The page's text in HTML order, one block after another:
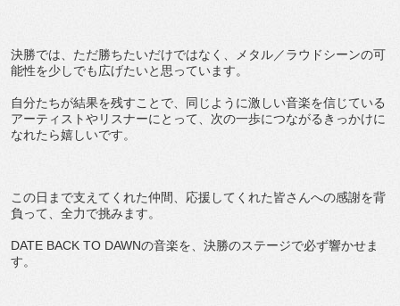
決勝では、ただ勝ちたいだけではなく、メタル／ラウドシーンの可
能性を少しでも広げたいと思っています。
自分たちが結果を残すことで、同じように激しい音楽を信じている
アーティストやリスナーにとって、次の一歩につながるきっかけに
なれたら嬉しいです。
この日まで支えてくれた仲間、応援してくれた皆さんへの感謝を背
負って、全力で挑みます。
DATE BACK TO DAWNの音楽を、決勝のステージで必ず響かせま
す。